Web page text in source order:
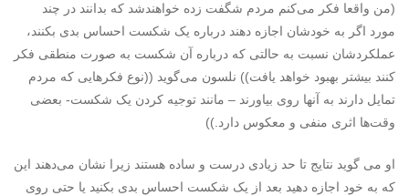
(من واقعا فکر می‌کنم مردم شگفت زده خواهندشد که بدانند در چند
مورد اگر به خودشان اجازه دهند درباره یک شکست احساس بدی بکنند،
عملکردشان نسبت به حالتی که درباره آن شکست به صورت منطقی فکر
کنند بیشتر بهبود خواهد یافت)) نلسون می‌گوید ((نوع فکرهایی که مردم
تمایل دارند به آنها روی بیاورند – مانند توجیه کردن یک شکست- بعضی
وقت‌ها اثری منفی و معکوس دارد.))
او می گوید نتایج تا حد زیادی درست و ساده هستند زیرا نشان می‌دهند این
که به خود اجازه دهید بعد از یک شکست احساس بدی بکنید یا حتی روی